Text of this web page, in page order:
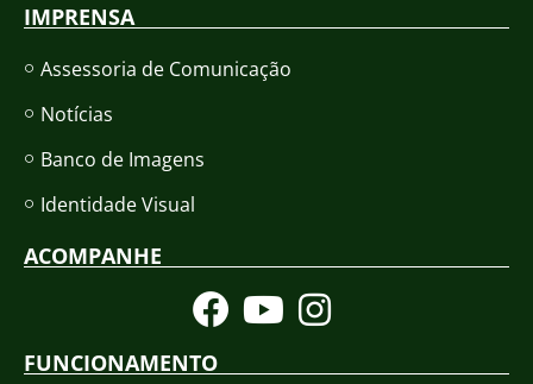
IMPRENSA
Assessoria de Comunicação
Notícias
Banco de Imagens
Identidade Visual
ACOMPANHE
FUNCIONAMENTO